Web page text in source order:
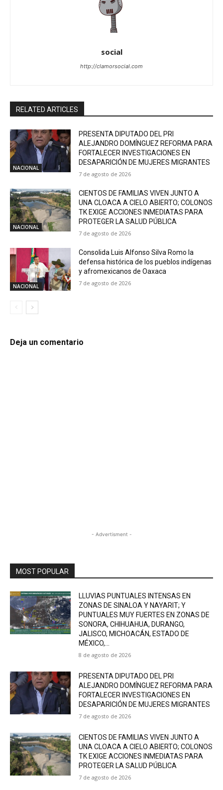
social
http://clamorsocial.com
RELATED ARTICLES
NACIONAL
PRESENTA DIPUTADO DEL PRI
ALEJANDRO DOMÍNGUEZ REFORMA PARA
FORTALECER INVESTIGACIONES EN
DESAPARICIÓN DE MUJERES MIGRANTES
7 de agosto de 2026
NACIONAL
CIENTOS DE FAMILIAS VIVEN JUNTO A
UNA CLOACA A CIELO ABIERTO; COLONOS
TK EXIGE ACCIONES INMEDIATAS PARA
PROTEGER LA SALUD PÚBLICA
7 de agosto de 2026
NACIONAL
Consolida Luis Alfonso Silva Romo la
defensa histórica de los pueblos indígenas
y afromexicanos de Oaxaca
7 de agosto de 2026
Deja un comentario
- Advertisment -
MOST POPULAR
LLUVIAS PUNTUALES INTENSAS EN
ZONAS DE SINALOA Y NAYARIT; Y
PUNTUALES MUY FUERTES EN ZONAS DE
SONORA, CHIHUAHUA, DURANGO,
JALISCO, MICHOACÁN, ESTADO DE
MÉXICO,...
8 de agosto de 2026
PRESENTA DIPUTADO DEL PRI
ALEJANDRO DOMÍNGUEZ REFORMA PARA
FORTALECER INVESTIGACIONES EN
DESAPARICIÓN DE MUJERES MIGRANTES
7 de agosto de 2026
CIENTOS DE FAMILIAS VIVEN JUNTO A
UNA CLOACA A CIELO ABIERTO; COLONOS
TK EXIGE ACCIONES INMEDIATAS PARA
PROTEGER LA SALUD PÚBLICA
7 de agosto de 2026